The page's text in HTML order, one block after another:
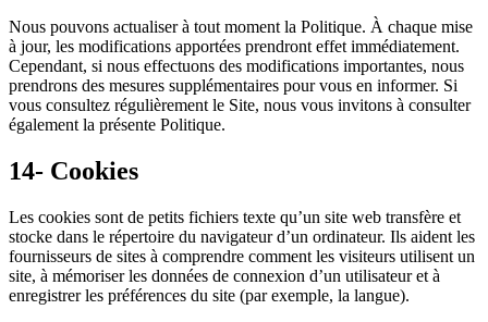
Nous pouvons actualiser à tout moment la Politique. À chaque mise
à jour, les modifications apportées prendront effet immédiatement.
Cependant, si nous effectuons des modifications importantes, nous
prendrons des mesures supplémentaires pour vous en informer. Si
vous consultez régulièrement le Site, nous vous invitons à consulter
également la présente Politique.
14- Cookies
Les cookies sont de petits fichiers texte qu’un site web transfère et
stocke dans le répertoire du navigateur d’un ordinateur. Ils aident les
fournisseurs de sites à comprendre comment les visiteurs utilisent un
site, à mémoriser les données de connexion d’un utilisateur et à
enregistrer les préférences du site (par exemple, la langue).